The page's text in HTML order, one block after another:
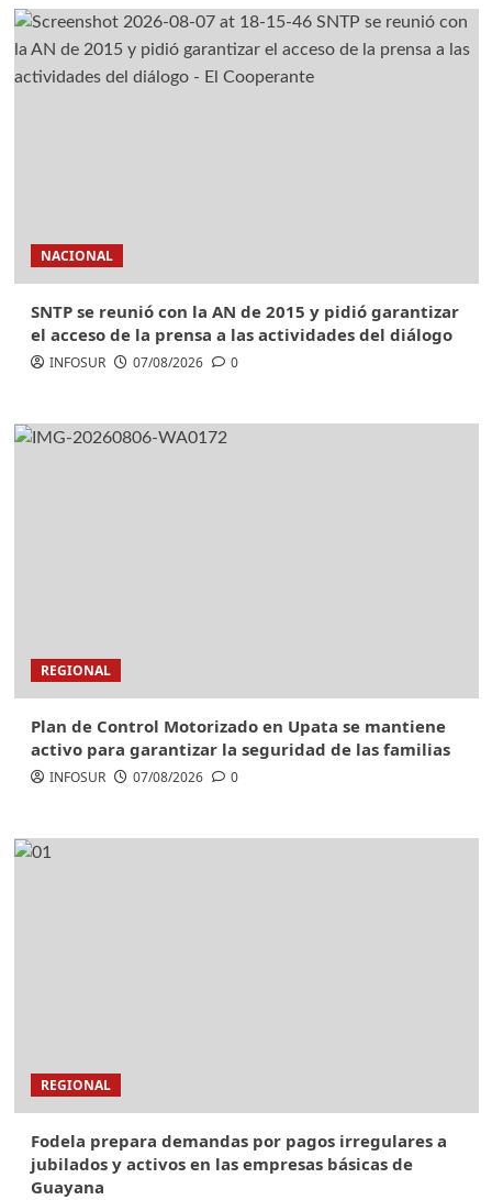
NACIONAL
SNTP se reunió con la AN de 2015 y pidió garantizar
el acceso de la prensa a las actividades del diálogo
INFOSUR 07/08/2026 0
REGIONAL
Plan de Control Motorizado en Upata se mantiene
activo para garantizar la seguridad de las familias
INFOSUR 07/08/2026 0
REGIONAL
Fodela prepara demandas por pagos irregulares a
jubilados y activos en las empresas básicas de
Guayana